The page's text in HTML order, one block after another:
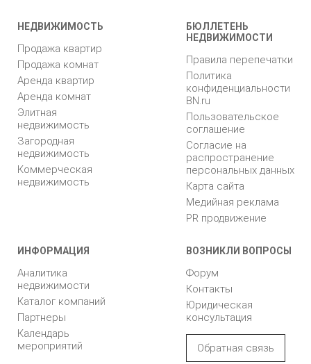
НЕДВИЖИМОСТЬ
Продажа квартир
Продажа комнат
Аренда квартир
Аренда комнат
Элитная
недвижимость
Загородная
недвижимость
Коммерческая
недвижимость
БЮЛЛЕТЕНЬ
НЕДВИЖИМОСТИ
Правила перепечатки
Политика
конфиденциальности
BN.ru
Пользовательское
соглашение
Согласие на
распространение
персональных данных
Карта сайта
Медийная реклама
PR продвижение
ИНФОРМАЦИЯ
Аналитика
недвижимости
Каталог компаний
Партнеры
Календарь
мероприятий
ВОЗНИКЛИ ВОПРОСЫ
Форум
Контакты
Юридическая
консультация
Обратная связь